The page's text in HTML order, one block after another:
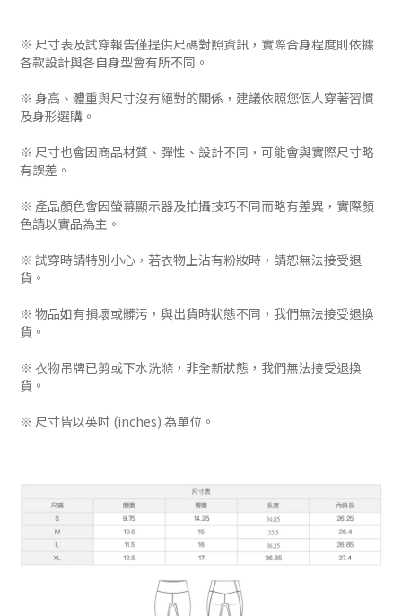
※ 尺寸表及試穿報告僅提供尺碼對照資訊，實際合身程度則依據
各款設計與各自身型會有所不同。
※ 身高、體重與尺寸沒有絕對的關係，建議依照您個人穿著習慣
及身形選購。
※ 尺寸也會因商品材質、彈性、設計不同，可能會與實際尺寸略
有誤差。
※ 產品顏色會因螢幕顯示器及拍攝技巧不同而略有差異，實際顏
色請以實品為主。
※ 試穿時請特別小心，若衣物上沾有粉妝時，請恕無法接受退
貨。
※ 物品如有損壞或髒污，與出貨時狀態不同，我們無法接受退換
貨。
※ 衣物吊牌已剪或下水洗滌，非全新狀態，我們無法接受退換
貨。
※ 尺寸皆以英吋 (inches) 為單位。